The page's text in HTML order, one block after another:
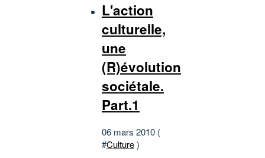
L'action
culturelle,
une
(R)évolution
sociétale.
Part.1
06 mars 2010 (
#Culture)